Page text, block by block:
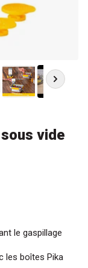
vide
le gaspillage
les boîtes Pika